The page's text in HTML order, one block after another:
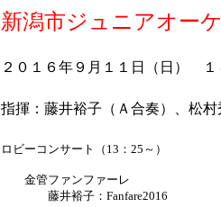
新潟市ジュニアオー
２０１６年９月１１日（日）
指揮：藤井裕子（Ａ合奏）、松村
ロビーコンサート（13：25～）
金管ファンファーレ
藤井裕子：Fanfare2016